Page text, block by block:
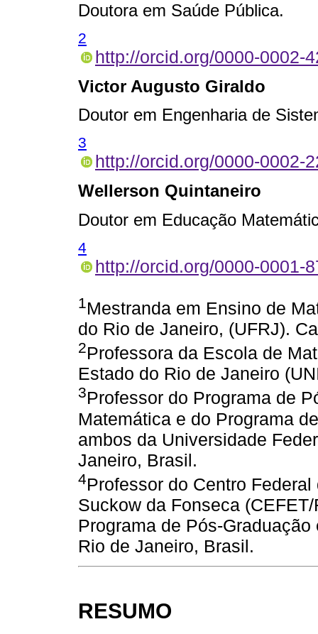
Doutora em Saúde Pública.
2
http://orcid.org/0000-0002-
Victor Augusto Giraldo
Doutor em Engenharia de
3
http://orcid.org/0000-0002-
Wellerson Quintaneiro
Doutor em Educação
4
http://orcid.org/0000-0001-
1 Mestranda em Ensino de
do Rio de Janeiro, (UFRJ).
2Professora da Escola de
Estado do Rio de Janeiro
3Professor do Programa de
Matemática e do Programa
ambos da Universidade
Janeiro, Brasil.
4Professor do Centro
Suckow da Fonseca
Programa de Pós-
Rio de Janeiro, Brasil.
RESUMO